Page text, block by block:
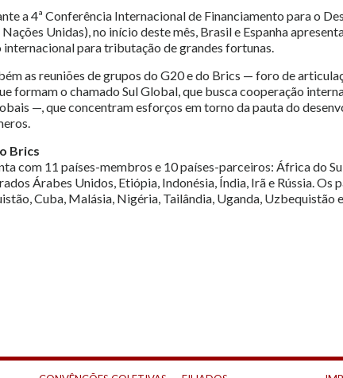
a 4ª Conferência Internacional de Financiamento para o
Unidas), no início deste mês, Brasil e Espanha
para tributação de grandes fortunas.
as reuniões de grupos do G20 e do Brics — foro de
formam o chamado Sul Global, que busca cooperação
—, que concentram esforços em torno da pauta do
Brics
com 11 países-membros e 10 países-parceiros: África do
Árabes Unidos, Etiópia, Indonésia, Índia, Irã e Rússia. Os
Cuba, Malásia, Nigéria, Tailândia, Uganda, Uzbequistão